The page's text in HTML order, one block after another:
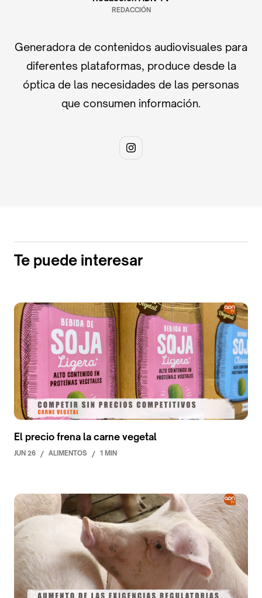
REDACCIÓN
Generadora de contenidos audiovisuales para
diferentes plataformas, produce desde la
óptica de las necesidades de las personas
que consumen información.
Te puede interesar
El precio frena la carne vegetal
JUN 26 / ALIMENTOS / 1 MIN